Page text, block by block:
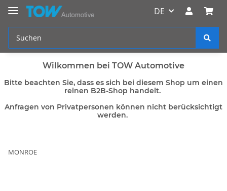
DE
Wilkommen bei TOW Automotive
Bitte beachten Sie, dass es sich bei diesem Shop um einen
reinen B2B-Shop handelt.
Anfragen von Privatpersonen können nicht berücksichtigt
werden.
MONROE